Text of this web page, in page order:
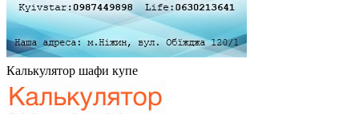
Калькулятор шафи купе